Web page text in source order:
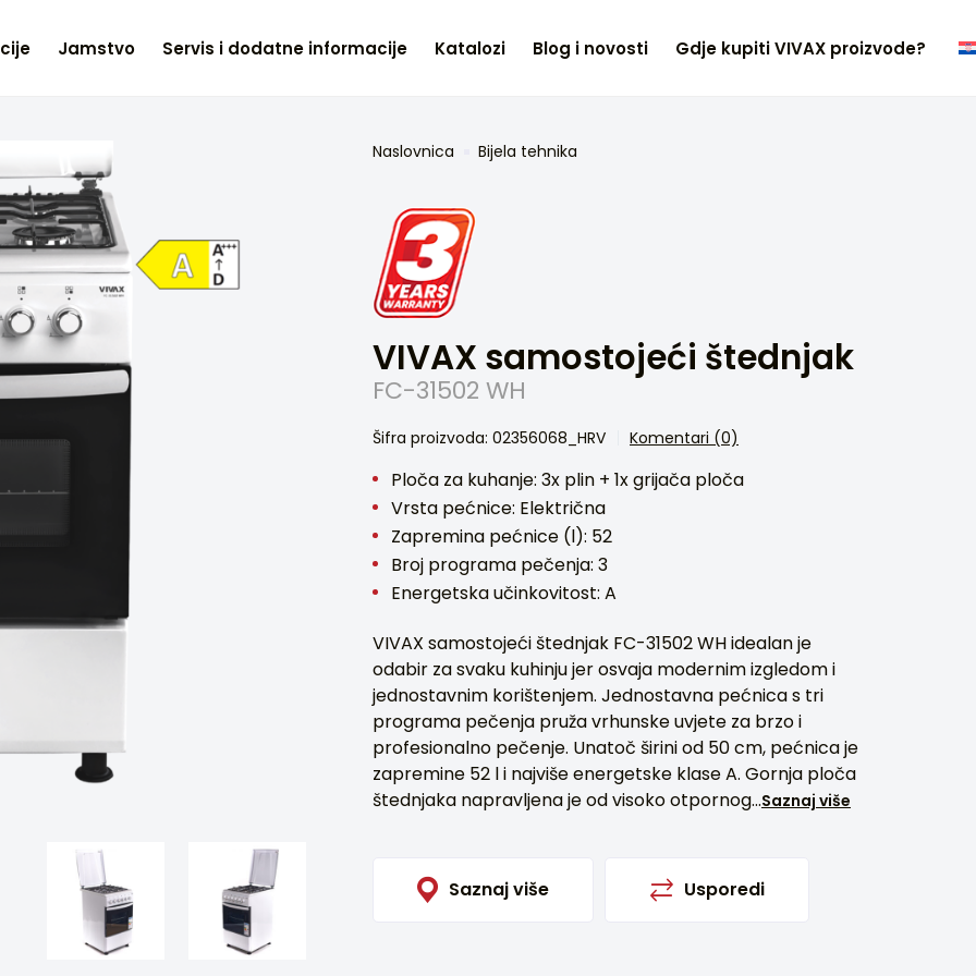
Jamstvo Servis i dodatne informacije Katalozi Blog i novosti Gdje kupiti VIVAX proizvode?
Naslovnica Bijela tehnika
VIVAX samostojeći štednjak
FC-31502 WH
Šifra proizvoda: 02356068_HRV Komentari (0)
Ploča za kuhanje: 3x plin + 1x grijača ploča
Vrsta pećnice: Električna
Zapremina pećnice (l): 52
Broj programa pečenja: 3
Energetska učinkovitost: A
VIVAX samostojeći štednjak FC-31502 WH idealan je
odabir za svaku kuhinju jer osvaja modernim izgledom i
jednostavnim korištenjem. Jednostavna pećnica s tri
programa pečenja pruža vrhunske uvjete za brzo i
profesionalno pečenje. Unatoč širini od 50 cm, pećnica je
zapremine 52 l i najviše energetske klase A. Gornja ploča
štednjaka napravljena je od visoko otpornog...Saznaj više
Saznaj više Usporedi